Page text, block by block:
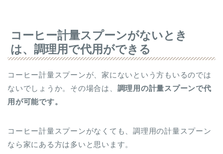
コーヒー計量スプーンがないとき
は、調理用で代用ができる
コーヒー計量スプーンが、家にないという方もいるのでは
ないでしょうか。その場合は、 調理用の計量スプーンで代
用が可能です。
コーヒー計量スプーンがなくても、調理用の計量スプーン
なら家にある方は多いと思います。